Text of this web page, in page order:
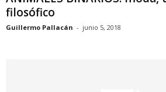
filosófico
Guillermo Pallacán - junio 5, 2018